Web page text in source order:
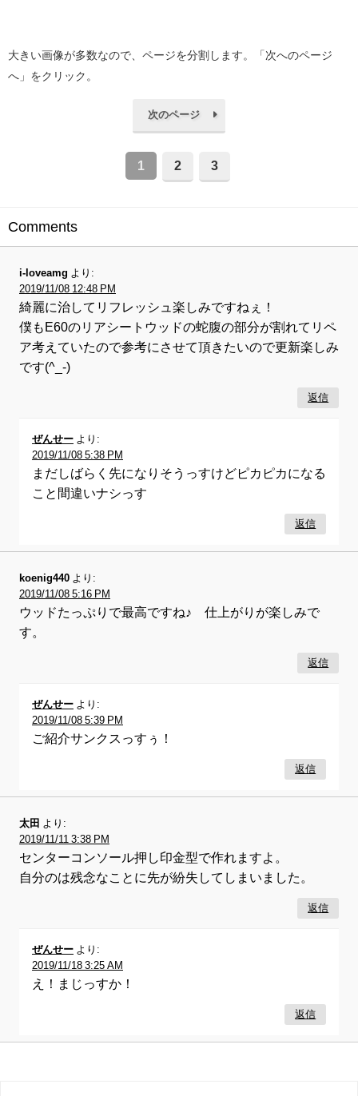
大きい画像が多数なので、ページを分割します。「次へのページ
へ」をクリック。
次のページ
1 2 3
Comments
i-loveamg より:
2019/11/08 12:48 PM
綺麗に治してリフレッシュ楽しみですねぇ！
僕もE60のリアシートウッドの蛇腹の部分が割れてリペ
ア考えていたので参考にさせて頂きたいので更新楽しみ
です(^_-)
返信
ぜんせー より:
2019/11/08 5:38 PM
まだしばらく先になりそうっすけどピカピカになる
こと間違いナシっす
返信
koenig440 より:
2019/11/08 5:16 PM
ウッドたっぷりで最高ですね♪ 仕上がりが楽しみで
す。
返信
ぜんせー より:
2019/11/08 5:39 PM
ご紹介サンクスっすぅ！
返信
太田
より:
2019/11/11 3:38 PM
センターコンソール押し印金型で作れますよ。
自分のは残念なことに先が紛失してしまいました。
返信
ぜんせー より:
2019/11/18 3:25 AM
え！まじっすか！
返信